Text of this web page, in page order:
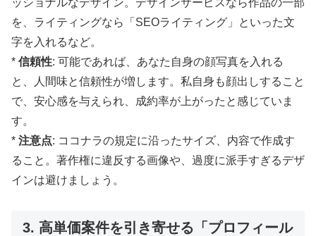
を、ライティングなら「SEOライティング」といった文
字を入れるなど。
* 信頼性: 可能であれば、あなた自身の顔写真を入れる
と、人間味と信頼性が増します。私自身も顔出しすること
で、安心感を与えられ、成約率が上がったと感じていま
す。
* 注意点: ココナラの規定に沿ったサイズ、内容で作成す
ること。著作権に違反する画像や、過度に派手すぎるデザ
インは避けましょう。
3. 高単価案件を引き寄せる「プロフィール